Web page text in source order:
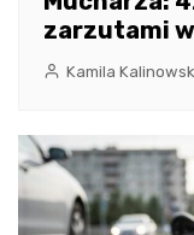
zarzutami
Kamila